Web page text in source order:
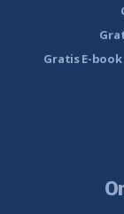
Gratis E-